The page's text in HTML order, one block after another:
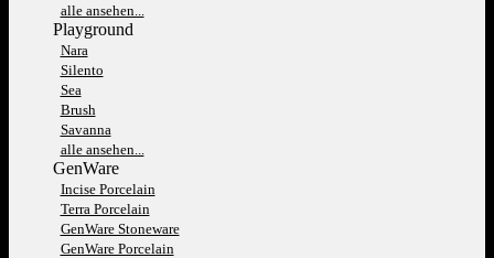
alle ansehen...
Playground
Nara
Silento
Sea
Brush
Savanna
alle ansehen...
GenWare
Incise Porcelain
Terra Porcelain
GenWare Stoneware
GenWare Porcelain